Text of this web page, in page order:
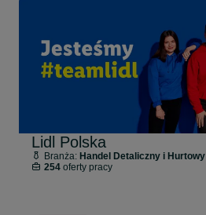
Lidl Polska
Branża: Handel Detaliczny i Hurtowy
254oferty pracy